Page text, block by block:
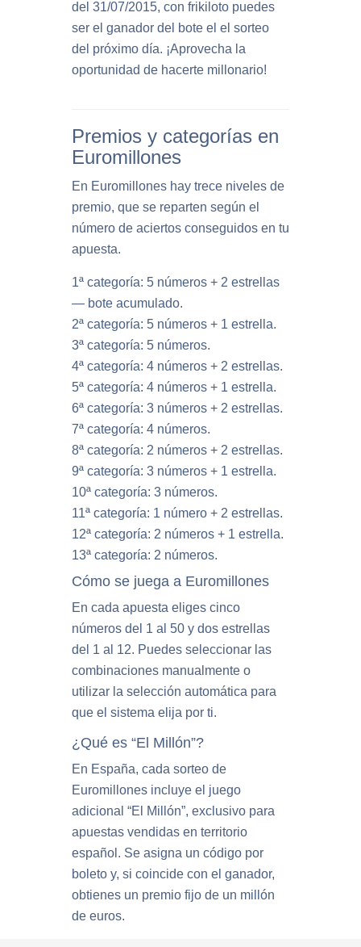
del 31/07/2015, con frikiloto puedes
ser el ganador del bote el el sorteo
del próximo día. ¡Aprovecha la
oportunidad de hacerte millonario!
Premios y categorías en
Euromillones
En Euromillones hay trece niveles de
premio, que se reparten según el
número de aciertos conseguidos en tu
apuesta.
1ª categoría: 5 números + 2 estrellas
— bote acumulado.
2ª categoría: 5 números + 1 estrella.
3ª categoría: 5 números.
4ª categoría: 4 números + 2 estrellas.
5ª categoría: 4 números + 1 estrella.
6ª categoría: 3 números + 2 estrellas.
7ª categoría: 4 números.
8ª categoría: 2 números + 2 estrellas.
9ª categoría: 3 números + 1 estrella.
10ª categoría: 3 números.
11ª categoría: 1 número + 2 estrellas.
12ª categoría: 2 números + 1 estrella.
13ª categoría: 2 números.
Cómo se juega a Euromillones
En cada apuesta eliges cinco
números del 1 al 50 y dos estrellas
del 1 al 12. Puedes seleccionar las
combinaciones manualmente o
utilizar la selección automática para
que el sistema elija por ti.
¿Qué es “El Millón”?
En España, cada sorteo de
Euromillones incluye el juego
adicional “El Millón”, exclusivo para
apuestas vendidas en territorio
español. Se asigna un código por
boleto y, si coincide con el ganador,
obtienes un premio fijo de un millón
de euros.